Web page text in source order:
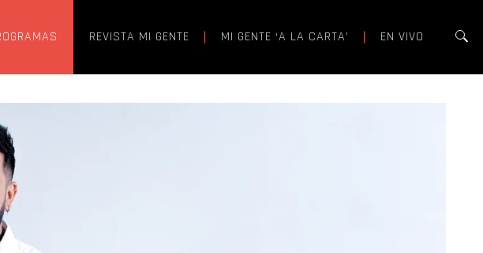
REVISTA MI GENTE MI GENTE ‘A LA CARTA’ EN VIVO